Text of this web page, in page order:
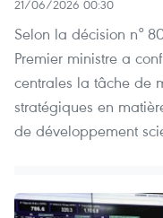
21/06/2026 00:30
Selon la décision n°
Premier ministre a
centrales la tâche de
stratégiques en
de développement